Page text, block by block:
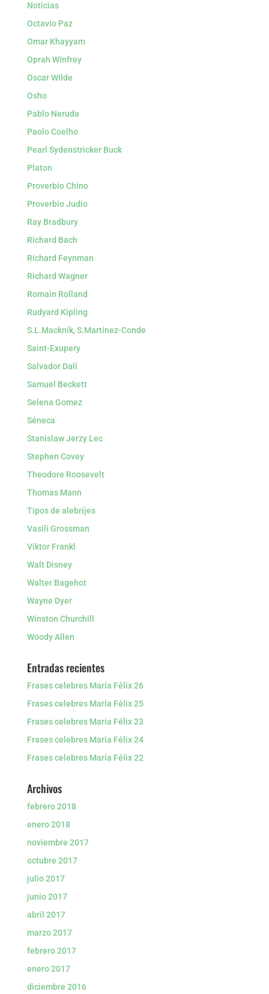
Noticias
Octavio Paz
Omar Khayyam
Oprah Winfrey
Oscar Wilde
Osho
Pablo Neruda
Paolo Coelho
Pearl Sydenstricker Buck
Platon
Proverbio Chino
Proverbio Judio
Ray Bradbury
Richard Bach
Richard Feynman
Richard Wagner
Romain Rolland
Rudyard Kipling
S.L.Macknik, S.Martínez-Conde
Saint-Exupery
Salvador Dalí
Samuel Beckett
Selena Gomez
Séneca
Stanislaw Jerzy Lec
Stephen Covey
Theodore Roosevelt
Thomas Mann
Tipos de alebrijes
Vasili Grossman
Viktor Frankl
Walt Disney
Walter Bagehot
Wayne Dyer
Winston Churchill
Woody Allen
Entradas recientes
Frases celebres María Félix 26
Frases celebres María Félix 25
Frases celebres María Félix 23
Frases celebres María Félix 24
Frases celebres María Félix 22
Archivos
febrero 2018
enero 2018
noviembre 2017
octubre 2017
julio 2017
junio 2017
abril 2017
marzo 2017
febrero 2017
enero 2017
diciembre 2016